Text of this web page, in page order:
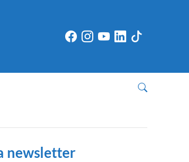
newsletter